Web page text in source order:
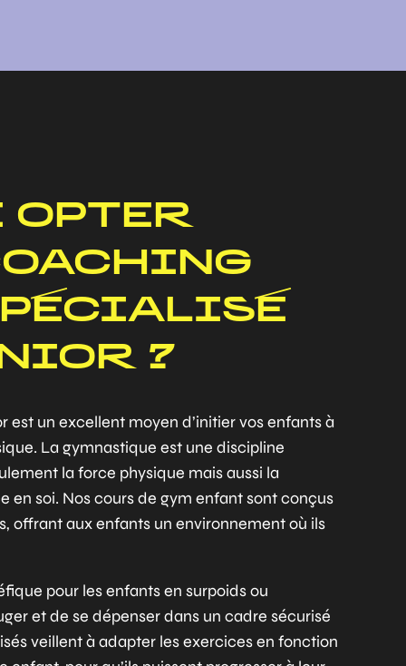
OPTER
?
un excellent moyen d’initier vos enfants à
La gymnastique est une discipline
la force physique mais aussi la
soi. Nos cours de gym enfant sont conçus
offrant aux enfants un environnement où ils
pour les enfants en surpoids ou
et de se dépenser dans un cadre sécurisé
veillent à adapter les exercices en fonction